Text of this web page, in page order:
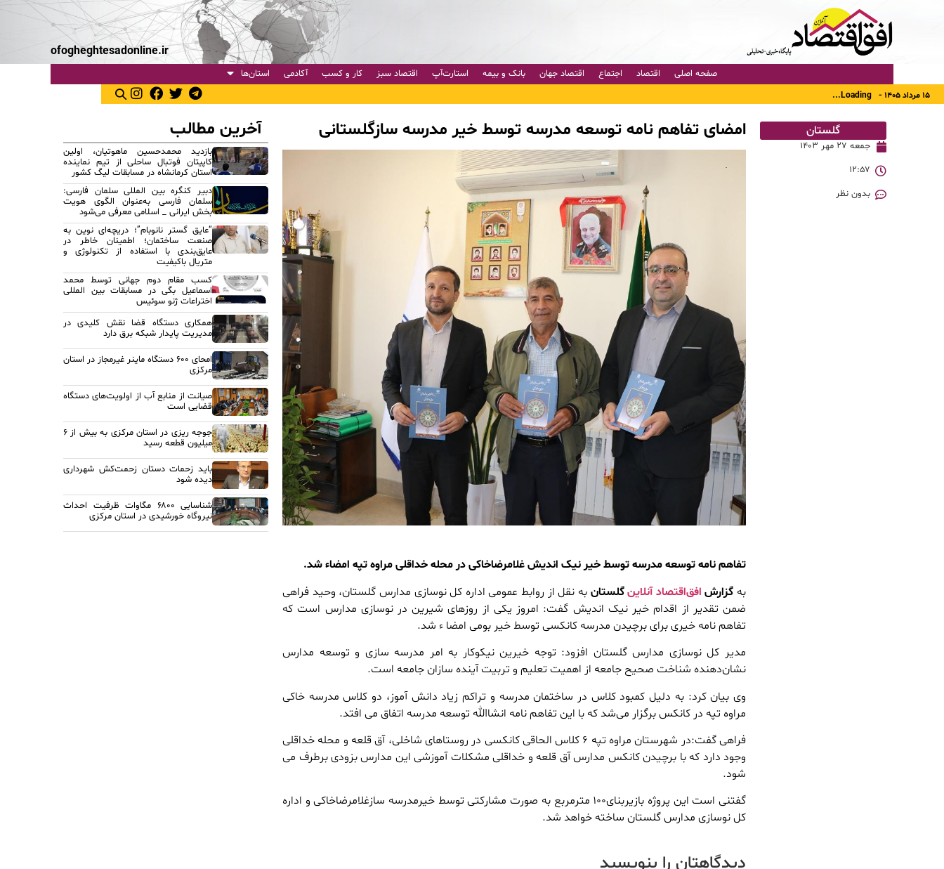
ofogheghtesadonline.ir
صفحه اصلی اقتصاد اجتماع اقتصاد جهان بانک و بیمه استارت‌آپ اقتصاد سبز کار و کسب آکادمی استان‌ها
۱۵ مرداد ۱۴۰۵ - Loading...
گلستان
جمعه ۲۷ مهر ۱۴۰۳
۱۲:۵۷
بدون نظر
امضای تفاهم نامه توسعه مدرسه توسط خیر مدرسه سازگلستانی
تفاهم نامه توسعه مدرسه توسط خیر نیک اندیش غلامرضاخاکی در محله خداقلی مراوه تپه امضاء شد.
به گزارش افق‌اقتصاد آنلاینگلستان به نقل از روابط عمومی اداره کل نوسازی مدارس گلستان، وحید فراهی
ضمن تقدیر از اقدام خیر نیک اندیش گفت: امروز یکی از روزهای شیرین در نوسازی مدارس است که
تفاهم نامه خیری برای برچیدن مدرسه کانکسی توسط خیر بومی امضا ء شد.
مدیر کل نوسازی مدارس گلستان افزود: توجه خیرین نیکوکار به امر مدرسه سازی و توسعه مدارس
نشان‌دهنده‌ شناخت صحیح جامعه از اهمیت تعلیم و تربیت آینده سازان جامعه است.
وی بیان کرد: به دلیل کمبود کلاس در ساختمان مدرسه و تراکم زیاد دانش آموز، دو کلاس مدرسه خاکی
مراوه تپه در کانکس برگزار می‌شد که با این تفاهم نامه انشاالله توسعه مدرسه اتفاق می افتد.
فراهی گفت:در شهرستان مراوه تپه ۶ کلاس الحاقی کانکسی در روستاهای شاخلی، آق قلعه و محله خداقلی
وجود دارد که با برچیدن کانکس مدارس آق قلعه و خداقلی مشکلات آموزشی این مدارس بزودی برطرف می
شود.
گفتنی است این پروژه بازیربنای۱۰۰ مترمربع به صورت مشارکتی توسط خیرمدرسه سازغلامرضاخاکی و اداره
کل نوسازی مدارس گلستان ساخته خواهد شد.
دیدگاهتان را بنویسید
آخرین مطالب
بازدید محمدحسین ماهوتیان، اولین
کاپیتان فوتبال ساحلی از تیم نماینده
استان کرمانشاه در مسابقات لیگ کشور
دبیر کنگره بین المللی سلمان فارسی:
سلمان فارسی به‌عنوان الگوی هویت
بخش ایرانی _ اسلامی معرفی می‌شود
“عایق گستر نانوبام”؛ دریچه‌ای نوین به
صنعت ساختمان؛ اطمینان خاطر در
عایق‌بندی با استفاده از تکنولوژی و
متریال باکیفیت
کسب مقام دوم جهانی توسط محمد
اسماعیل بگی در مسابقات بین المللی
اختراعات ژنو سوئیس
همکاری دستگاه قضا نقش کلیدی در
مدیریت پایدار شبکه برق دارد
امحای ۶۰۰ دستگاه ماینر غیرمجاز در استان
مرکزی
صیانت از منابع آب از اولویت‌های دستگاه
قضایی است
جوجه ریزی در استان مرکزی به بیش از ۶
میلیون قطعه رسید
باید زحمات دستان زحمت‌کش شهرداری
دیده شود
شناسایی ۶۸۰۰ مگاوات ظرفیت احداث
نیروگاه خورشیدی در استان مرکزی